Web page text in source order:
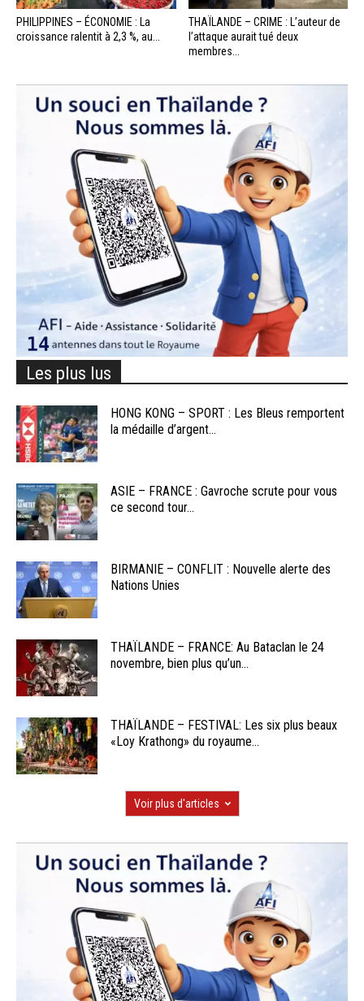
PHILIPPINES – ÉCONOMIE : La
croissance ralentit à 2,3 %, au...
THAÏLANDE – CRIME : L’auteur de
l’attaque aurait tué deux
membres...
Les plus lus
HONG KONG – SPORT : Les Bleus remportent
la médaille d’argent...
ASIE – FRANCE : Gavroche scrute pour vous
ce second tour...
BIRMANIE – CONFLIT : Nouvelle alerte des
Nations Unies
THAÏLANDE – FRANCE: Au Bataclan le 24
novembre, bien plus qu’un...
THAÏLANDE – FESTIVAL: Les six plus beaux
«Loy Krathong» du royaume...
Voir plus d'articles